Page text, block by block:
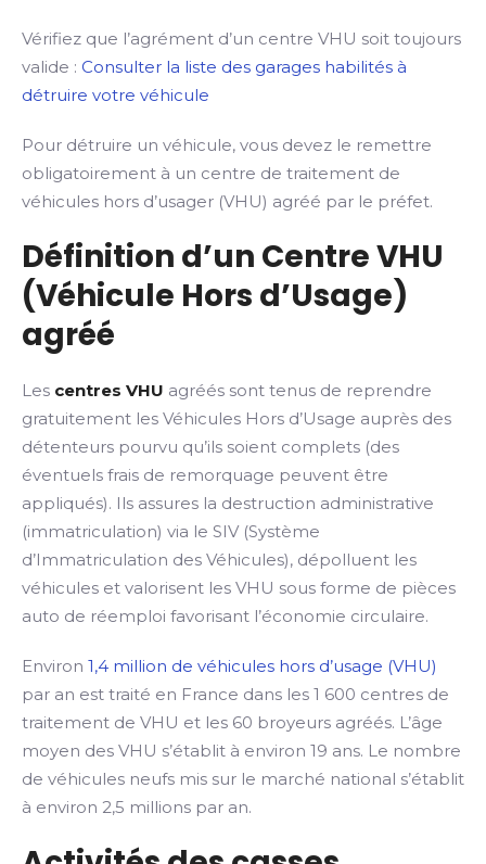
Vérifiez que l’agrément d’un centre VHU soit toujours
valide : Consulter la liste des garages habilités à
détruire votre véhicule
Pour détruire un véhicule, vous devez le remettre
obligatoirement à un centre de traitement de
véhicules hors d’usager (VHU) agréé par le préfet.
Définition d’un Centre VHU
(Véhicule Hors d’Usage)
agréé
Les centres VHU agréés sont tenus de reprendre
gratuitement les Véhicules Hors d’Usage auprès des
détenteurs pourvu qu’ils soient complets (des
éventuels frais de remorquage peuvent être
appliqués). Ils assures la destruction administrative
(immatriculation) via le SIV (Système
d’Immatriculation des Véhicules), dépolluent les
véhicules et valorisent les VHU sous forme de pièces
auto de réemploi favorisant l’économie circulaire.
Environ 1,4 million de véhicules hors d’usage (VHU)
par an est traité en France dans les 1 600 centres de
traitement de VHU et les 60 broyeurs agréés. L’âge
moyen des VHU s’établit à environ 19 ans. Le nombre
de véhicules neufs mis sur le marché national s’établit
à environ 2,5 millions par an.